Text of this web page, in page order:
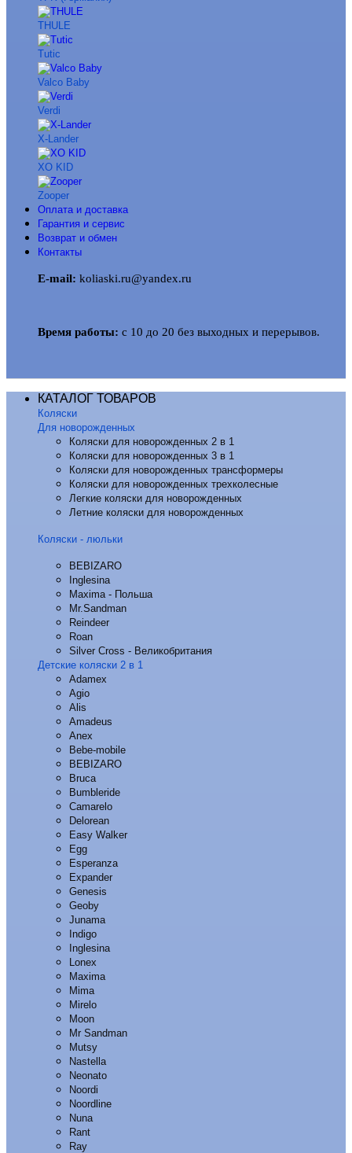
THULE
Tutic
Valco Baby
Verdi
X-Lander
XO KID
Zooper
Оплата и доставка
Гарантия и сервис
Возврат и обмен
Контакты
E-mail: koliaski.ru@yandex.ru
Время работы: с 10 до 20 без выходных и перерывов.
КАТАЛОГ ТОВАРОВ
Коляски
Для новорожденных
Коляски для новорожденных 2 в 1
Коляски для новорожденных 3 в 1
Коляски для новорожденных трансформеры
Коляски для новорожденных трехколесные
Легкие коляски для новорожденных
Летние коляски для новорожденных
Коляски - люльки
BEBIZARO
Inglesina
Maxima - Польша
Mr.Sandman
Reindeer
Roan
Silver Cross - Великобритания
Детские коляски 2 в 1
Adamex
Agio
Alis
Amadeus
Anex
Bebe-mobile
BEBIZARO
Bruca
Bumbleride
Camarelo
Delorean
Easy Walker
Egg
Esperanza
Expander
Genesis
Geoby
Junama
Indigo
Inglesina
Lonex
Maxima
Mima
Mirelo
Moon
Mr Sandman
Mutsy
Nastella
Neonato
Noordi
Noordline
Nuna
Rant
Ray